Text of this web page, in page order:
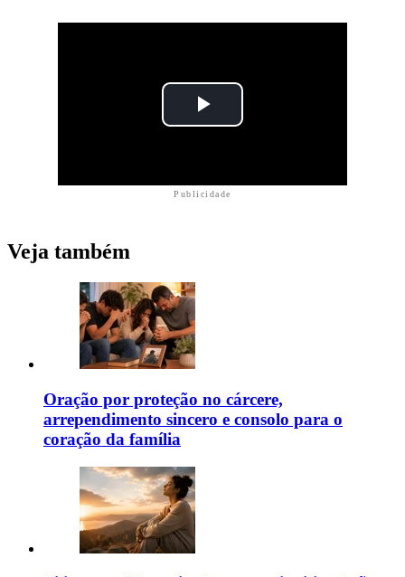
Publicidade
Veja também
Oração por proteção no cárcere,
arrependimento sincero e consolo para o
coração da família